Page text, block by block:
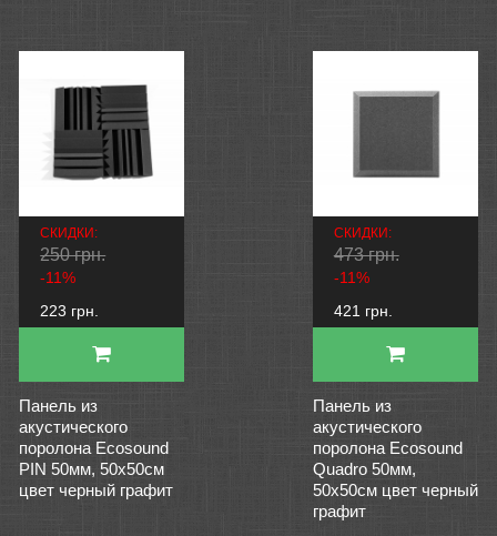
СКИДКИ:
250 грн.
-11%
223 грн.
Панель из
акустического
поролона Ecosound
PIN 50мм, 50х50см
цвет черный графит
СКИДКИ:
473 грн.
-11%
421 грн.
Панель из
акустического
поролона Ecosound
Quadro 50мм,
50х50см цвет черный
графит